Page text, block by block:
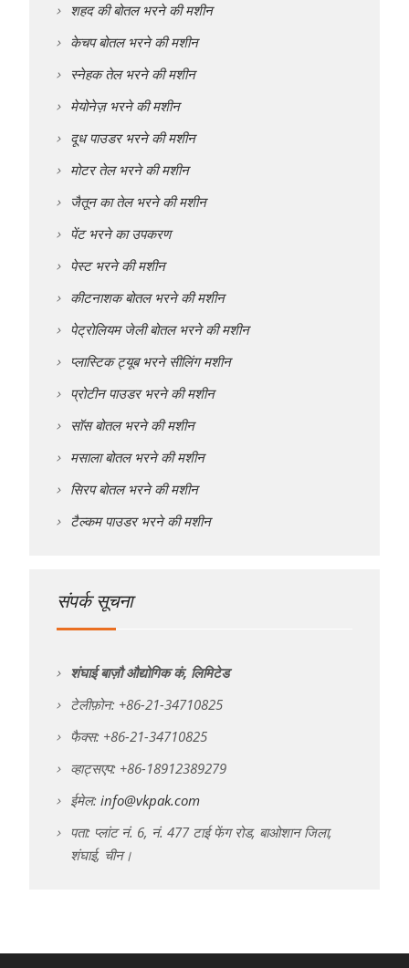
शहद की बोतल भरने की मशीन
केचप बोतल भरने की मशीन
स्नेहक तेल भरने की मशीन
मेयोनेज़ भरने की मशीन
दूध पाउडर भरने की मशीन
मोटर तेल भरने की मशीन
जैतून का तेल भरने की मशीन
पेंट भरने का उपकरण
पेस्ट भरने की मशीन
कीटनाशक बोतल भरने की मशीन
पेट्रोलियम जेली बोतल भरने की मशीन
प्लास्टिक ट्यूब भरने सीलिंग मशीन
प्रोटीन पाउडर भरने की मशीन
सॉस बोतल भरने की मशीन
मसाला बोतल भरने की मशीन
सिरप बोतल भरने की मशीन
टैल्कम पाउडर भरने की मशीन
संपर्क सूचना
शंघाई बाज़ौ औद्योगिक कं, लिमिटेड
टेलीफ़ोन: +86-21-34710825
फैक्स: +86-21-34710825
व्हाट्सएप: +86-18912389279
ईमेल: info@vkpak.com
पता: प्लांट नं. 6, नं. 477 टाई फेंग रोड, बाओशान जिला,
शंघाई, चीन।